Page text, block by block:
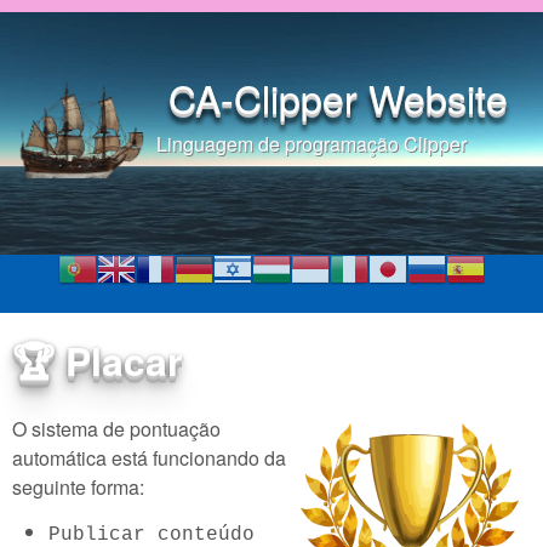
Pular para o conteúdo
CA-Clipper Website
Linguagem de programação Clipper
🏆 Placar
O sistema de pontuação
automática está funcionando da
seguinte forma:
Publicar conteúdo